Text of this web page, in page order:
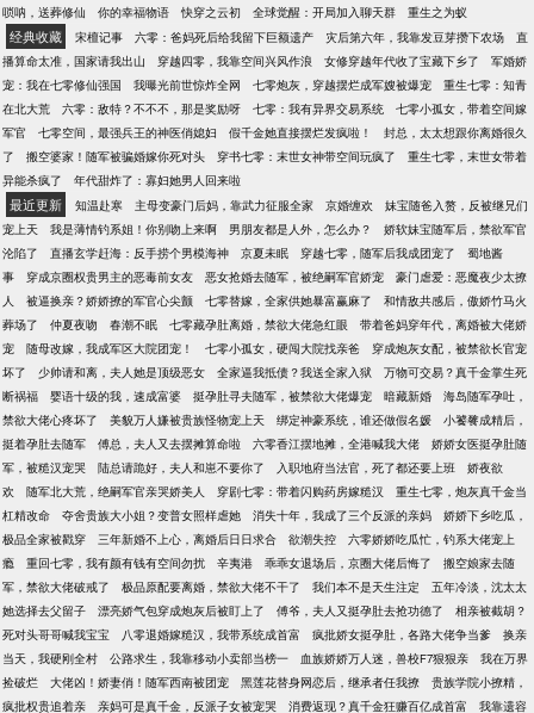
牺牲也只是障眼法，为的就是能光明正大守在她身
边。 小女人靠在他肩上娇声委屈道：她们都不喜欢
我，还说我是狐狸精，耍了手段才勾引了你。 对那些
伤害、算计过她的人，霍四少霸气表示：零容忍。 用
实际行动让她们‘啪啪’打脸。 她就是爷的逆鳞！ 三世
情缘宠妻狂魔上线！
唢呐，送葬修仙
你的幸福物语 快穿之云初 全球觉醒：开局加入聊天群 重生之为蚁
经典收藏 宋檀记事 六零：爸妈死后给我留下巨额遗产 灾后第六年，我靠发豆芽攒下农场
直
播算命太准，国家请我出山
穿越四零，我靠空间兴风作浪 女修穿越年代收了宝藏下乡了
军婚娇
宠：我在七零修仙强国
我曝光前世惊炸全网 七零炮灰，穿越摆烂成军嫂被爆宠
重生七零：知青
在北大荒
六零：敌特？不不不，那是奖励呀 七零：我有异界交易系统
七零小孤女，带着空间嫁
军官
七零空间，最强兵王的神医俏媳妇 假千金她直接摆烂发疯啦！
封总，太太想跟你离婚很久
了
搬空婆家！随军被骗婚嫁你死对头 穿书七零：末世女神带空间玩疯了
重生七零，末世女带着
异能杀疯了
年代甜炸了：寡妇她男人回来啦
最近更新 知温赴寒 主母变豪门后妈，靠武力征服全家 京婚缠欢
妹宝随爸入赘，反被继兄们
宠上天
我是薄情钓系姐！你别吻上来啊 男朋友都是人外，怎么办？
娇软妹宝随军后，禁欲军官
沦陷了
直播玄学赶海：反手捞个男模海神 京夏未眠 穿越七零，随军后我成团宠了
蜀地酱
事
穿成京圈权贵男主的恶毒前女友 恶女抢婚去随军，被绝嗣军官娇宠
豪门虐爱：恶魔夜少太撩
人
被逼换亲？娇娇撩的军官心尖颤 七零替嫁，全家供她暴富赢麻了
和情敌共感后，傲娇竹马火
葬场了
仲夏夜吻 春潮不眠 七零藏孕肚离婚，禁欲大佬急红眼
带着爸妈穿年代，离婚被大佬娇
宠
随母改嫁，我成军区大院团宠！ 七零小孤女，硬闯大院找亲爸
穿成炮灰女配，被禁欲长官宠
坏了
少帅请和离，夫人她是顶级恶女 全家逼我抵债？我送全家入狱
万物可交易？真千金掌生死
断祸福
婴语十级的我，速成富婆 挺孕肚寻夫随军，被禁欲大佬爆宠 暗藏新婚
海岛随军孕吐，
禁欲大佬心疼坏了
美貌万人嫌被贵族怪物宠上天 绑定神豪系统，谁还做假名媛
小饕餮成精后，
挺着孕肚去随军
傅总，夫人又去摆摊算命啦 六零香江摆地摊，全港喊我大佬
娇娇女医挺孕肚随
军，被糙汉宠哭
陆总请跪好，夫人和崽不要你了 入职地府当法官，死了都还要上班
娇夜欲
欢
随军北大荒，绝嗣军官亲哭娇美人 穿剧七零：带着闪购药房嫁糙汉
重生七零，炮灰真千金当
杠精改命
夺舍贵族大小姐？变普女照样虐她 消失十年，我成了三个反派的亲妈
娇娇下乡吃瓜，
极品全家被戳穿
三年新婚不上心，离婚后日日求合 欲潮失控
六零娇娇吃瓜忙，钓系大佬宠上
瘾
重回七零，我有颜有钱有空间勿扰 辛夷港 乖乖女退场后，京圈大佬后悔了
搬空娘家去随
军，禁欲大佬破戒了
极品原配要离婚，禁欲大佬不干了 我们本不是天生注定
五年冷淡，沈太太
她选择去父留子
漂亮娇气包穿成炮灰后被盯上了 傅爷，夫人又挺孕肚去抢功德了
相亲被截胡？
死对头哥哥喊我宝宝
八零退婚嫁糙汉，我带系统成首富 疯批娇女挺孕肚，各路大佬争当爹
换亲
当天，我硬刚全村
公路求生，我靠移动小卖部当榜一 血族娇娇万人迷，兽校F7狠狠亲
我在万界
捡破烂
大佬凶！娇妻俏！随军西南被团宠 黑莲花替身网恋后，继承者任我撩
贵族学院小撩精，
疯批权贵追着亲
亲妈可是真千金，反派子女被宠哭 消费返现？真千金狂赚百亿成首富 我靠遗容